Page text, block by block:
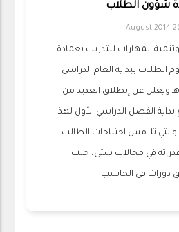
شؤون الطلاب
26
المهارات للتدريب بعمادة
ببداية العام الدراسي
الجديد 1435-1436 هـ ويعلن عن إنطلاق العديد من
بداية الفصل الدراسي الأول لهذا
1435-1436هـ والتي تلامس احتياجات الطالب
في مجالات شتى، حيث
دورات في الحاسب